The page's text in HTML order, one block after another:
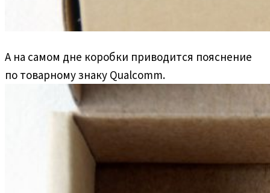
А на самом дне коробки приводится пояснение
по товарному знаку Qualcomm.